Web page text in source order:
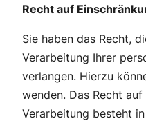
Recht auf
Sie haben das Recht,
Verarbeitung Ihrer
verlangen. Hierzu
wenden. Das Recht
Verarbeitung besteht